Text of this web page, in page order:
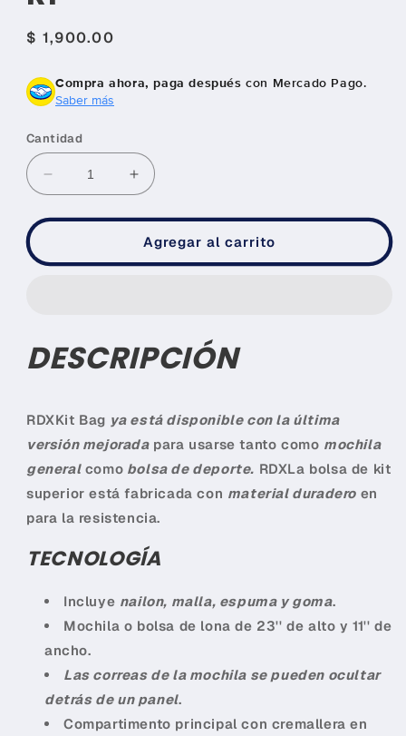
Precio
$ 1,900.00
Compra ahora, paga después con Mercado Pago.
Saber más
Cantidad
Reducir
cantidad
para
BAG
Aumentar
cantidad
para
KIT
BAG
Agregar al carrito
DESCRIPCIÓN
RDXKit Bag ya está disponible con la última
versión mejoradapara usarse tanto como mochila
general como bolsa de deporte. RDXLa bolsa de kit
superior está fabricada con material duradero en
para la resistencia.
TECNOLOGÍA
Incluye nailon, malla, espuma y goma.
Mochila o bolsa de lona de 23'' de alto y 11'' de
ancho.
Las correas de la mochila se pueden ocultar
detrás de un panel.
Compartimento principal con cremallera en
Compra ahora y paga a meses
sin tarjeta de crédito
Agrega tu producto al carrito yelige
pagar con Meses sin Tarjeta.
2 En tu cuenta de Mercado Pago,elige
la cantidad de mesesy confirma.
3 Paga mes a mescon saldo disponible,
débito u otros medios.
Crédito sujeto a aprobación.
¿Tienes dudas? Consulta nuestra